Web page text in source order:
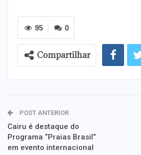
0
95
Compartilhar
POST ANTERIOR
Cairu é destaque do
Programa “Praias Brasil”
em evento internacional